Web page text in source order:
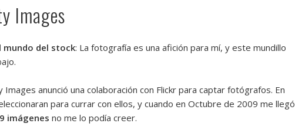
Images
mundo del stock: La fotografía es una afición para mí, y este mundillo
anunció una colaboración con Flickr para captar fotógrafos. En
para currar con ellos, y cuando en Octubre de 2009 me llegó
imágenes no me lo podía creer.